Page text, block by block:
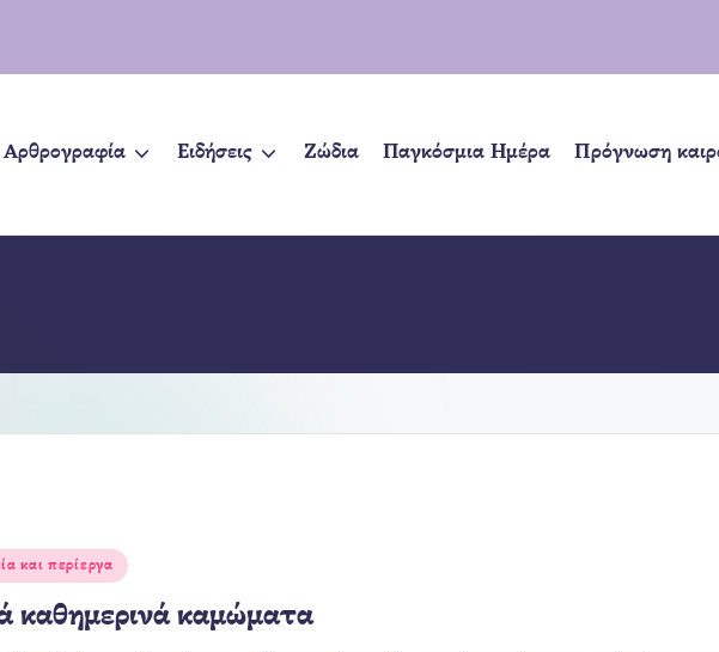
Αρθρογραφία Ειδήσεις Ζώδια Παγκόσμια Ημέρα Πρόγνωση
και περίεργα
καθημερινά καμώματα